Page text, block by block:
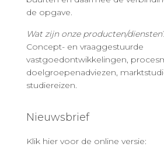
de opgave.
Wat zijn onze producten/
Concept- en vraaggestuurde
vastgoedontwikkelingen,
doelgroepenadviezen,
studiereizen.
Nieuwsbrief
Klik hier voor de online versie: